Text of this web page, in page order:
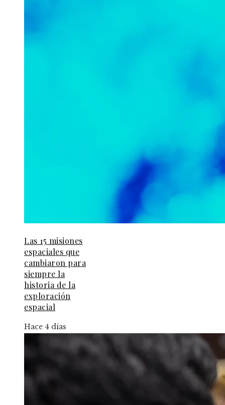
Las 15 misiones
espaciales que
cambiaron para
siempre la
historia de la
exploración
espacial
Hace 4 días